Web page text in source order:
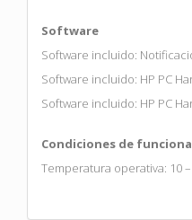
Software
Software incluido:
Software incluido: HP PC
Software incluido: HP PC
Condiciones de
Temperatura operativa: 10 –